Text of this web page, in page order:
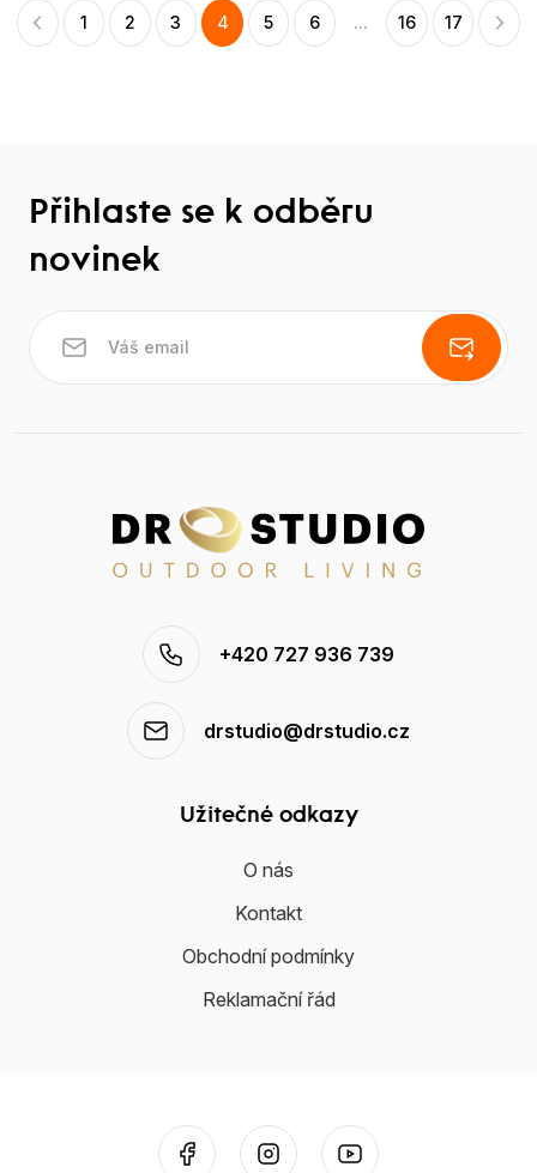
1 2 3 4 5 6 ... 16 17
Přihlaste se k odběru
novinek
+420 727 936 739
drstudio@drstudio.cz
Užitečné odkazy
O nás
Kontakt
Obchodní podmínky
Reklamační řád